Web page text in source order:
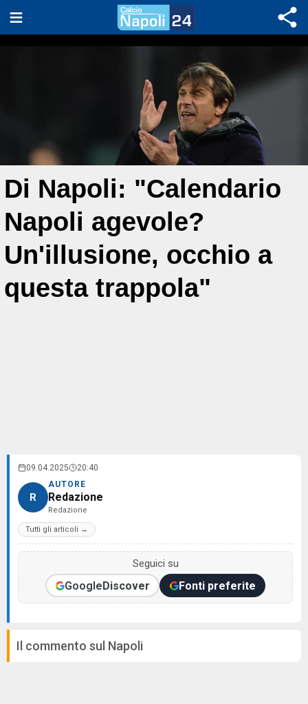
Di Napoli: "Calendario
Napoli agevole?
Un'illusione, occhio a
questa trappola"
09.04.2025 20:40
R
AUTORE
Redazione
Redazione
Tutti gli articoli →
Seguici su
GoogleDiscover Fonti preferite
Il commento sul Napoli